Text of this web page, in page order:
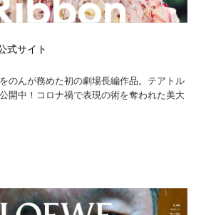
式サイト
のんが務めた初の劇場長編作品。テアトル
開中！コロナ禍で表現の術を奪われた美大